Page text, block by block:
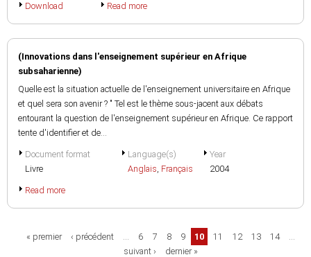
Download Read more
(Innovations dans l'enseignement supérieur en Afrique
subsaharienne)
Quelle est la situation actuelle de l'enseignement universitaire en Afrique
et quel sera son avenir ? " Tel est le thème sous-jacent aux débats
entourant la question de l'enseignement supérieur en Afrique. Ce rapport
tente d'identifier et de...
Document format
Livre
Language(s)
Anglais, Français
Year
2004
Read more
Pages
« premier ‹ précédent … 6 7 8 9 10 11 12 13 14
…
suivant ›
dernier »